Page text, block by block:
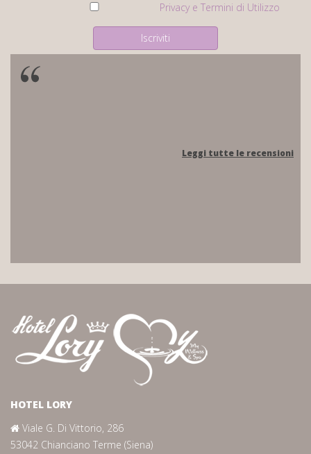
Privacy e Termini di Utilizzo
Leggi tutte le recensioni
HOTEL LORY
Viale G. Di Vittorio, 286
53042 Chianciano Terme (Siena)